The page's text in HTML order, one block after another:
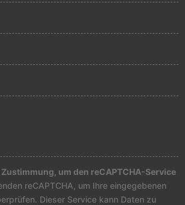
um den reCAPTCHA-Service
reCAPTCHA, um Ihre eingegebenen
Dieser Service kann Daten zu